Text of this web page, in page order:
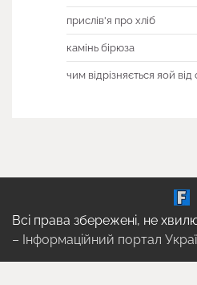
прислів'я про хліб
камінь бірюза
чим відрізняється яой
Всі права збережені, не
– Інформаційний портал